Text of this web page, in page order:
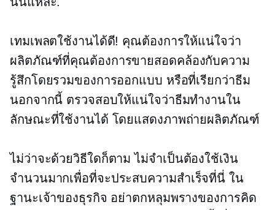
เทมเพลตใช้งานได้ดี! คุณต้องการให้แน่ใจว่า
ผลิตภัณฑ์ที่คุณต้องการขายสอดคล้องกับความ
รู้สึกโดยรวมของการออกแบบ หรือที่เรียกว่าธีม
นอกจากนี้ ตรวจสอบให้แน่ใจว่าธีมทำงานใน
ลักษณะที่ใช้งานได้ โดยแสดงภาพถ่ายผลิตภัณฑ์
ไม่ว่าจะด้วยวิธีใดก็ตาม ไม่จำเป็นต้องใช้เงิน
จำนวนมากเพื่อที่จะประสบความสำเร็จที่นี่ ใน
ฐานะเจ้าของธุรกิจ อย่าตกหลุมพรางของการคิด